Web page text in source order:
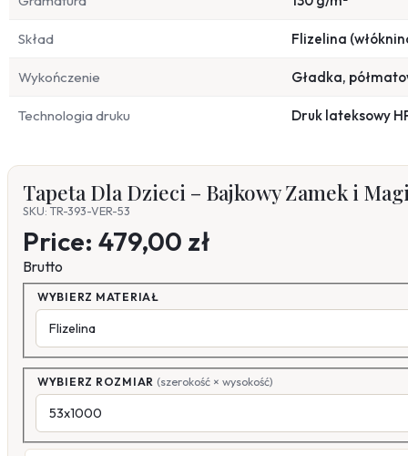
Skład Flizelina
Wykończenie Gładka,
Technologia druku Druk lateksowy
Tapeta Dla Dzieci – Bajkowy Zamek i
SKU: TR-393-VER-53
Price: 479,00 zł
Brutto
WYBIERZ MATERIAŁ
WYBIERZ ROZMIAR (szerokość × wysokość)